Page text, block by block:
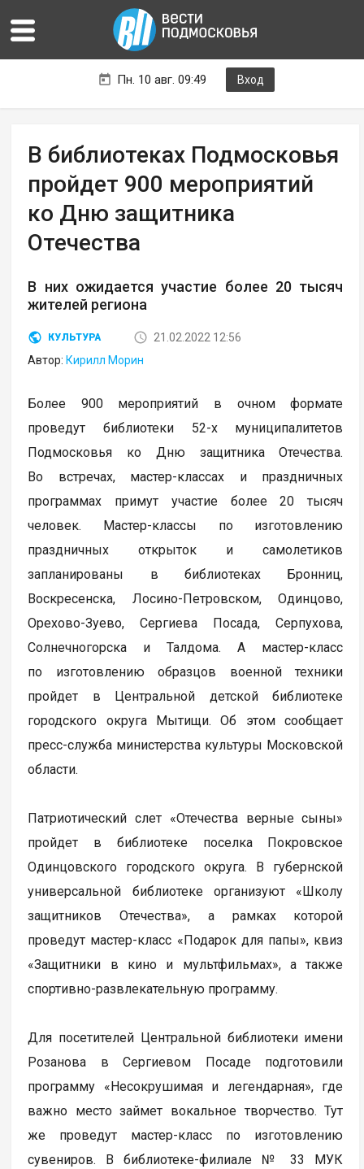
Пн. 10 авг. 09:49 Вход
В библиотеках Подмосковья
пройдет 900 мероприятий
ко Дню защитника
Отечества
В них ожидается участие более 20 тысяч
жителей региона
КУЛЬТУРА
21.02.2022 12:56
Автор: Кирилл Морин
Более 900 мероприятий в очном формате
проведут библиотеки 52-х муниципалитетов
Подмосковья ко Дню защитника Отечества.
Во встречах, мастер-классах и праздничных
программах примут участие более 20 тысяч
человек. Мастер-классы по изготовлению
праздничных открыток и самолетиков
запланированы в библиотеках Бронниц,
Воскресенска, Лосино-Петровском, Одинцово,
Орехово-Зуево, Сергиева Посада, Серпухова,
Солнечногорска и Талдома. А мастер-класс
по изготовлению образцов военной техники
пройдет в Центральной детской библиотеке
городского округа Мытищи. Об этом сообщает
пресс-служба министерства культуры Московской
области.
Патриотический слет «Отечества верные сыны»
пройдет в библиотеке поселка Покровское
Одинцовского городского округа. В губернской
универсальной библиотеке организуют «Школу
защитников Отечества», а рамках которой
проведут мастер-класс «Подарок для папы», квиз
«Защитники в кино и мультфильмах», а также
спортивно-развлекательную программу.
Для посетителей Центральной библиотеки имени
Розанова в Сергиевом Посаде подготовили
программу «Несокрушимая и легендарная», где
важно место займет вокальное творчество. Тут
же проведут мастер-класс по изготовлению
сувениров. В библиотеке-филиале № 33 МУК